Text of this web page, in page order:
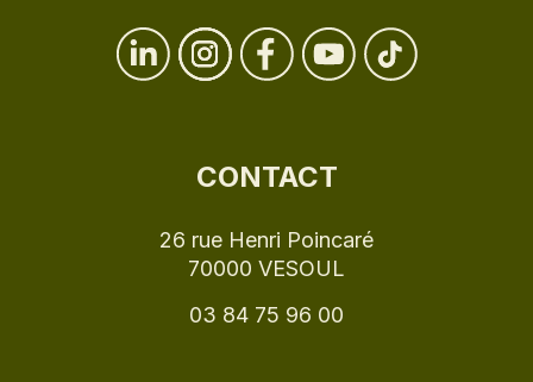
CONTACT
26 rue Henri Poincaré
70000 VESOUL
03 84 75 96 00